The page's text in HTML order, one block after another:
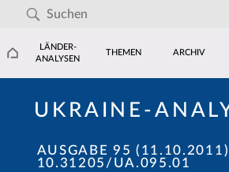
LÄNDER-
ANALYSEN
THEMEN ARCHIV
UKRAINE-
AUSGABE 95 (11.10.2011)
10.31205/UA.095.01